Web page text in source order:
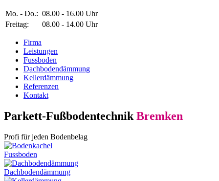
Mo. - Do.: 08.00 - 16.00 Uhr
Freitag:
08.00 - 14.00 Uhr
Firma
Leistungen
Fussboden
Dachboden­dämmung
Kellerdämmung
Referenzen
Kontakt
Parkett-Fußbodentechnik Bremken
Profi für jeden Bodenbelag
Fussboden
Dachboden­dämmung